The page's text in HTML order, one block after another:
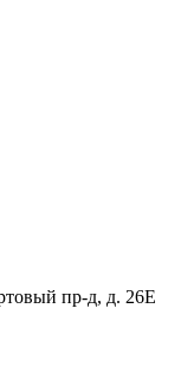
пр-д, д. 26Е